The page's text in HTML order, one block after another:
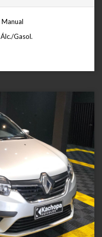
Manual
Álc./Gasol.